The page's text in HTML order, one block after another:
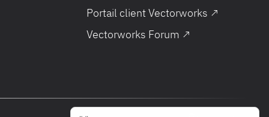
Portail client Vectorworks ↗
Vectorworks Forum ↗